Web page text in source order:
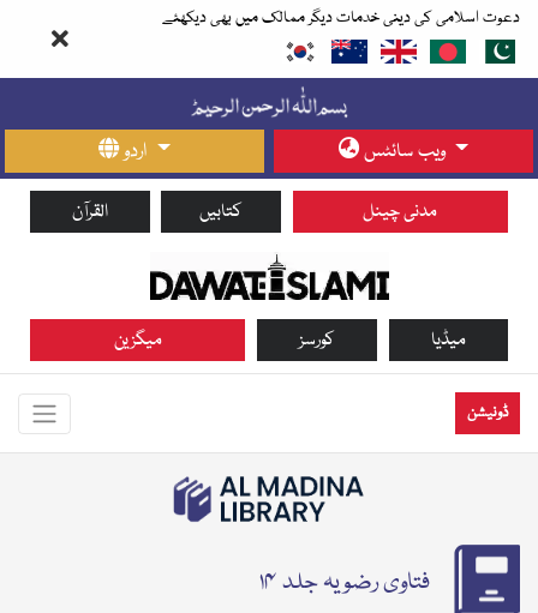
دعوت اسلامی کی دینی خدمات دیگر ممالک میں بھی دیکھئے
اردو ویب سائٹس
القرآن کتابیں مدنی چینل
میگزین کورسز میڈیا
ڈونیشن
فتاوی رضویہ جلد ۱۴